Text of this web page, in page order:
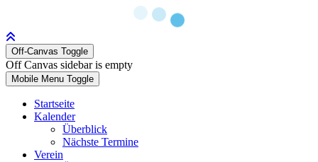
Off-Canvas Toggle
Off Canvas sidebar is empty
Mobile Menu Toggle
Startseite
Kalender
Überblick
Nächste Termine
Verein